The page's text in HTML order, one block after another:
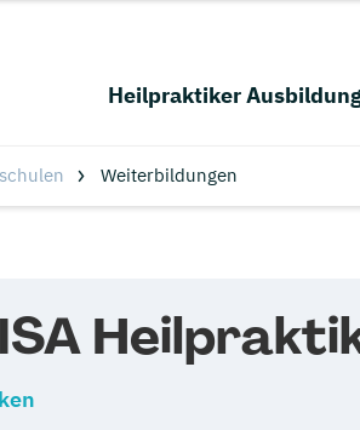
Heilpraktiker
Weiterbildungen